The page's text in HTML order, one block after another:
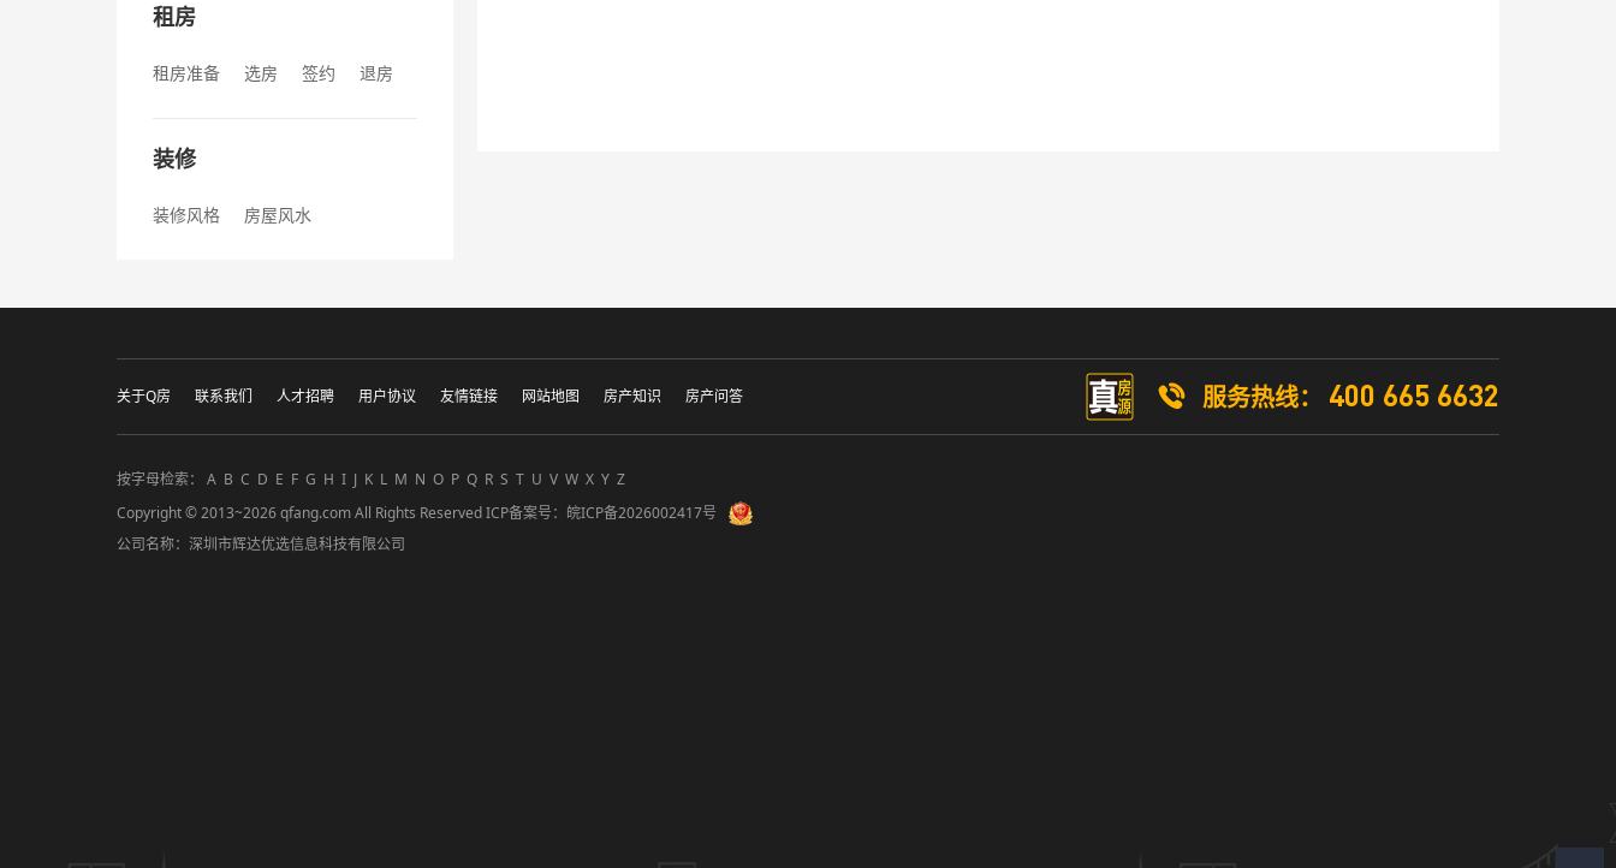
租房
租房准备 选房 签约 退房
装修
装修风格 房屋风水
关于Q房 联系我们 人才招聘 用户协议 友情链接 网站地图 房产知识 房产问答  服务热线： 400 665 6632
按字母检索： A B C D E F G H I J K L M N O P Q R S T U V W X Y Z
Copyright © 2013~2026 qfang.com All Rights Reserved ICP备案号： 皖ICP备2026002417号
公司名称：深圳市辉达优选信息科技有限公司